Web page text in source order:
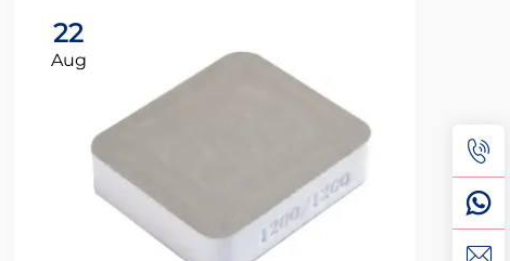
22
Aug